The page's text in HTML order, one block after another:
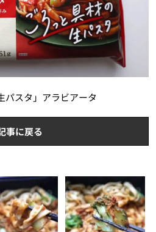
パスタ」アラビアータ
事に戻る